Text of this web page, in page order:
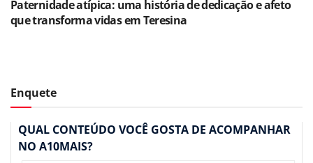
Paternidade atípica: uma história de dedicação e afeto
que transforma vidas em Teresina
Enquete
QUAL CONTEÚDO VOCÊ GOSTA DE ACOMPANHAR
NO A10MAIS?